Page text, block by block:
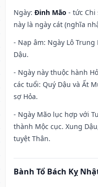
Ngày: Đinh Mão - tức Chi
này là ngày cát (nghĩa
- Nạp âm: Ngày Lô Trung
Dậu.
- Ngày này thuộc hành
các tuổi: Quý Dậu và Ất
sợ Hỏa.
- Ngày Mão lục hợp với
thành Mộc cục. Xung
tuyệt Thân.
Bành Tổ Bách Kỵ